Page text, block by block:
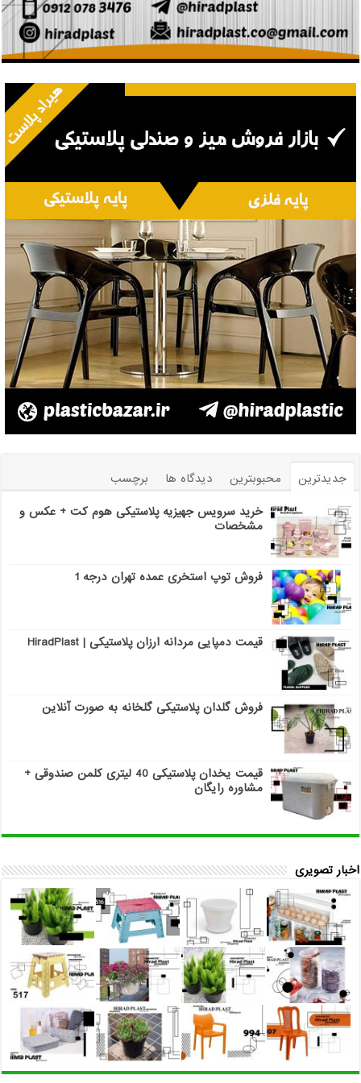
جدیدترین محبوبترین دیدگاه ها
برچسب
خرید سرویس جهیزیه پلاستیکی هوم کت + عکس و
مشخصات
فروش توپ استخری عمده تهران درجه 1
قیمت دمپایی مردانه ارزان پلاستیکی | HiradPlast
فروش گلدان پلاستیکی گلخانه به صورت آنلاین
قیمت یخدان پلاستیکی 40 لیتری کلمن صندوقی +
مشاوره رایگان
اخبار تصویری